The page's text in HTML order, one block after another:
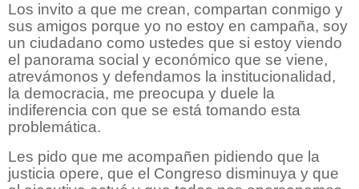
Los invito a que me crean, compartan conmigo y
sus amigos porque yo no estoy en campaña, soy
un ciudadano como ustedes que si estoy viendo
el panorama social y económico que se viene,
atrevámonos y defendamos la institucionalidad,
la democracia, me preocupa y duele la
indiferencia con que se está tomando esta
problemática.
Les pido que me acompañen pidiendo que la
justicia opere, que el Congreso disminuya y que